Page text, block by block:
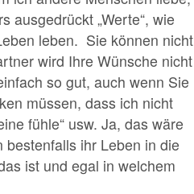
ausgedrückt „Werte“, wie
leben. Sie können nicht
wird Ihre Wünsche nicht
so gut, auch wenn Sie
müssen, dass ich nicht
fühle“ usw. Ja, das wäre
ihr Leben in die
ist und egal in welchem